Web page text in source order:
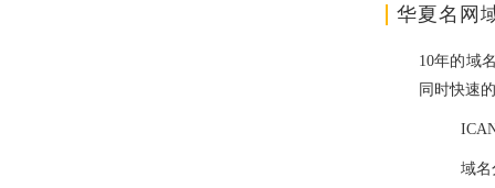
华夏名网
10年的域
同时快速
域名